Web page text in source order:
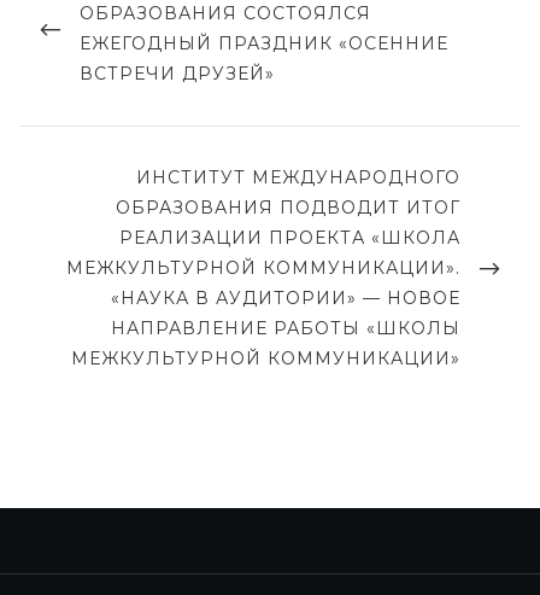
с
м
R
E
V
O
ОБРАЗОВАНИЯ СОСТОЯЛСЯ
ЕЖЕГОДНЫЙ ПРАЗДНИК «ОСЕННИЕ
ВСТРЕЧИ ДРУЗЕЙ»
N
E
X
T
P
O
S
ИНСТИТУТ МЕЖДУНАРОДНОГО
ОБРАЗОВАНИЯ ПОДВОДИТ ИТОГ
РЕАЛИЗАЦИИ ПРОЕКТА «ШКОЛА
МЕЖКУЛЬТУРНОЙ КОММУНИКАЦИИ».
«НАУКА В АУДИТОРИИ» — НОВОЕ
НАПРАВЛЕНИЕ РАБОТЫ «ШКОЛЫ
МЕЖКУЛЬТУРНОЙ КОММУНИКАЦИИ»